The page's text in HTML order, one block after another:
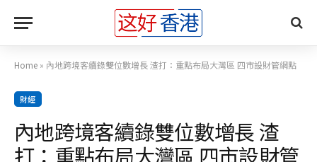
Home » 內地跨境客續錄雙位數增長 渣打：重點布局大灣區 四市設財管網點
財經
內地跨境客續錄雙位數增長 渣
打：重點布局大灣區 四市設財管